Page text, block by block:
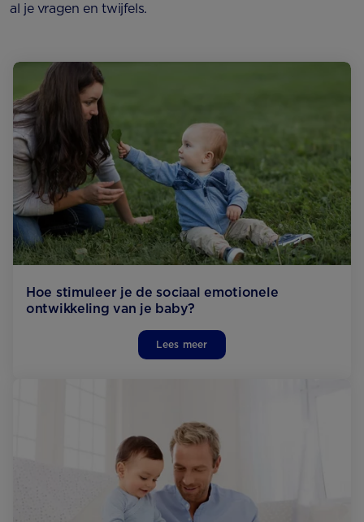
al je vragen en twijfels.
Hoe stimuleer je de sociaal emotionele
ontwikkeling van je baby?
Lees meer